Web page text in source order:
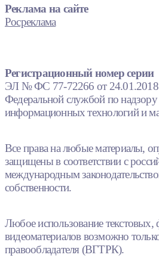
Реклама на сайте
Росреклама
Регистрационный номер серии
ЭЛ № ФС 77-72266 от 24.01.2018.
Федеральной службой по надзору
информационных технологий и
Все права на любые материалы,
защищены в соответствии с
международным
собственности.
Любое использование текстовых,
видеоматериалов возможно
правообладателя (ВГТРК).